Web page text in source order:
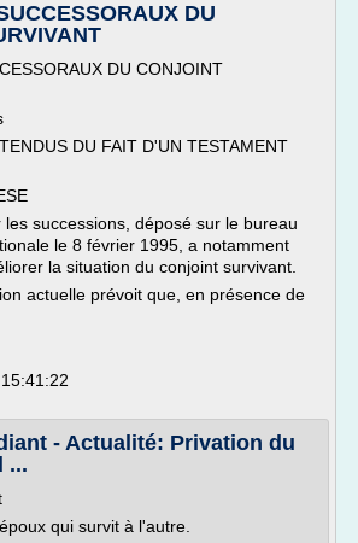
DU
DU CONJOINT
DU FAIT D'UN TESTAMENT
successions, déposé sur le bureau
le 8 février 1995, a notamment
la situation du conjoint survivant.
actuelle prévoit que, en présence de
- Actualité: Privation du
...
qui survit à l'autre.